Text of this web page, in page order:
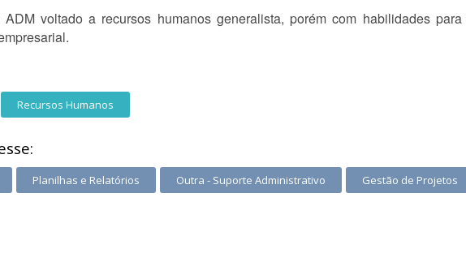
voltado a recursos humanos generalista, porém com habilidades
Recursos Humanos
Planilhas e Relatórios Outra - Suporte Administrativo Gestão de Projetos